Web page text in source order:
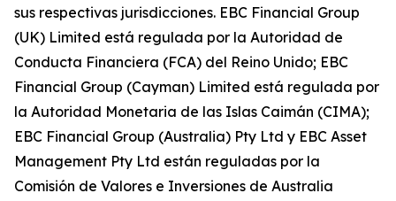
sus respectivas jurisdicciones. EBC Financial Group
(UK) Limited está regulada por la Autoridad de
Conducta Financiera (FCA) del Reino Unido; EBC
Financial Group (Cayman) Limited está regulada por
la Autoridad Monetaria de las Islas Caimán (CIMA);
EBC Financial Group (Australia) Pty Ltd y EBC Asset
Management Pty Ltd están reguladas por la
Comisión de Valores e Inversiones de Australia